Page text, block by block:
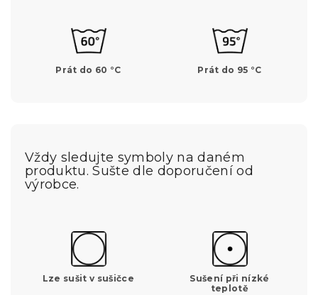
Prát do 60 °C Prát do 95 °C
Vždy sledujte symboly na daném
produktu. Sušte dle doporučení od
výrobce.
Lze sušit v sušičce
Sušení při nízké
teplotě